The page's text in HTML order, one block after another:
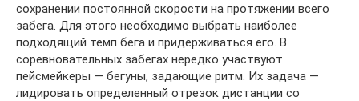
сохранении постоянной скорости на протяжении всего
забега. Для этого необходимо выбрать наиболее
подходящий темп бега и придерживаться его. В
соревновательных забегах нередко участвуют
пейсмейкеры — бегуны, задающие ритм. Их задача —
лидировать определенный отрезок дистанции со